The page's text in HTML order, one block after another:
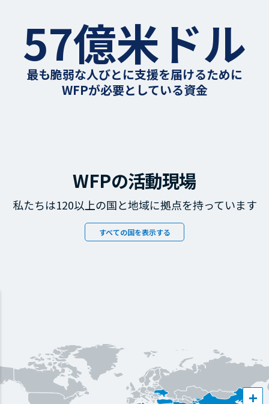
57億米ドル
最も脆弱な人びとに支援を届けるために
WFPが必要としている資金
WFPの活動現場
私たちは120以上の国と地域に拠点を持っています
すべての国を表示する
+